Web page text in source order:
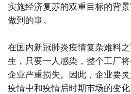
实施经济复苏的双重目标的背
做到的事。
在国内新冠肺炎疫情复杂难料
生，只要一人感染，整个工厂
企业严重损失。因此，企业要
疫情中和疫情后时期市场的变